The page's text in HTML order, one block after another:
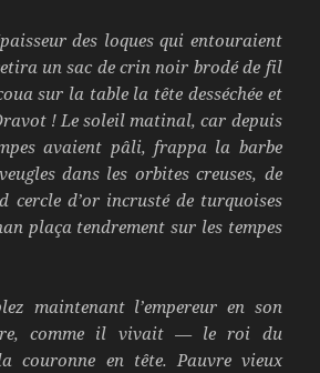
des loques qui entouraient
un sac de crin noir brodé de fil
sur la table la tête desséchée et
! Le soleil matinal, car depuis
avaient pâli, frappa la barbe
dans les orbites creuses, de
cercle d’or incrusté de turquoises
plaça tendrement sur les tempes
maintenant l’empereur en son
comme il vivait — le roi du
couronne en tête. Pauvre vieux